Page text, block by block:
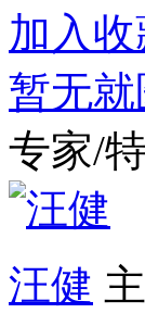
加入收
暂无
专家/
汪健